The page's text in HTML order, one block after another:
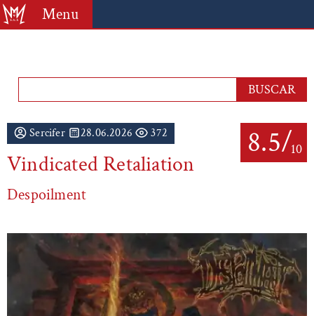
Menu
8.5/10
Sercifer 28.06.2026 372
Vindicated Retaliation
Despoilment